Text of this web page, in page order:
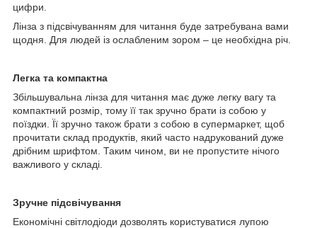
цифри.
Лінза з підсвічуванням для читання буде затребувана вами
щодня. Для людей із ослабленим зором – це необхідна річ.
Легка та компактна
Збільшувальна лінза для читання має дуже легку вагу та
компактний розмір, тому її так зручно брати із собою у
поїздки. Її зручно також брати з собою в супермаркет, щоб
прочитати склад продуктів, який часто надрукований дуже
дрібним шрифтом. Таким чином, ви не пропустите нічого
важливого у складі.
Зручне підсвічування
Економічні світлодіоди дозволять користуватися лупою